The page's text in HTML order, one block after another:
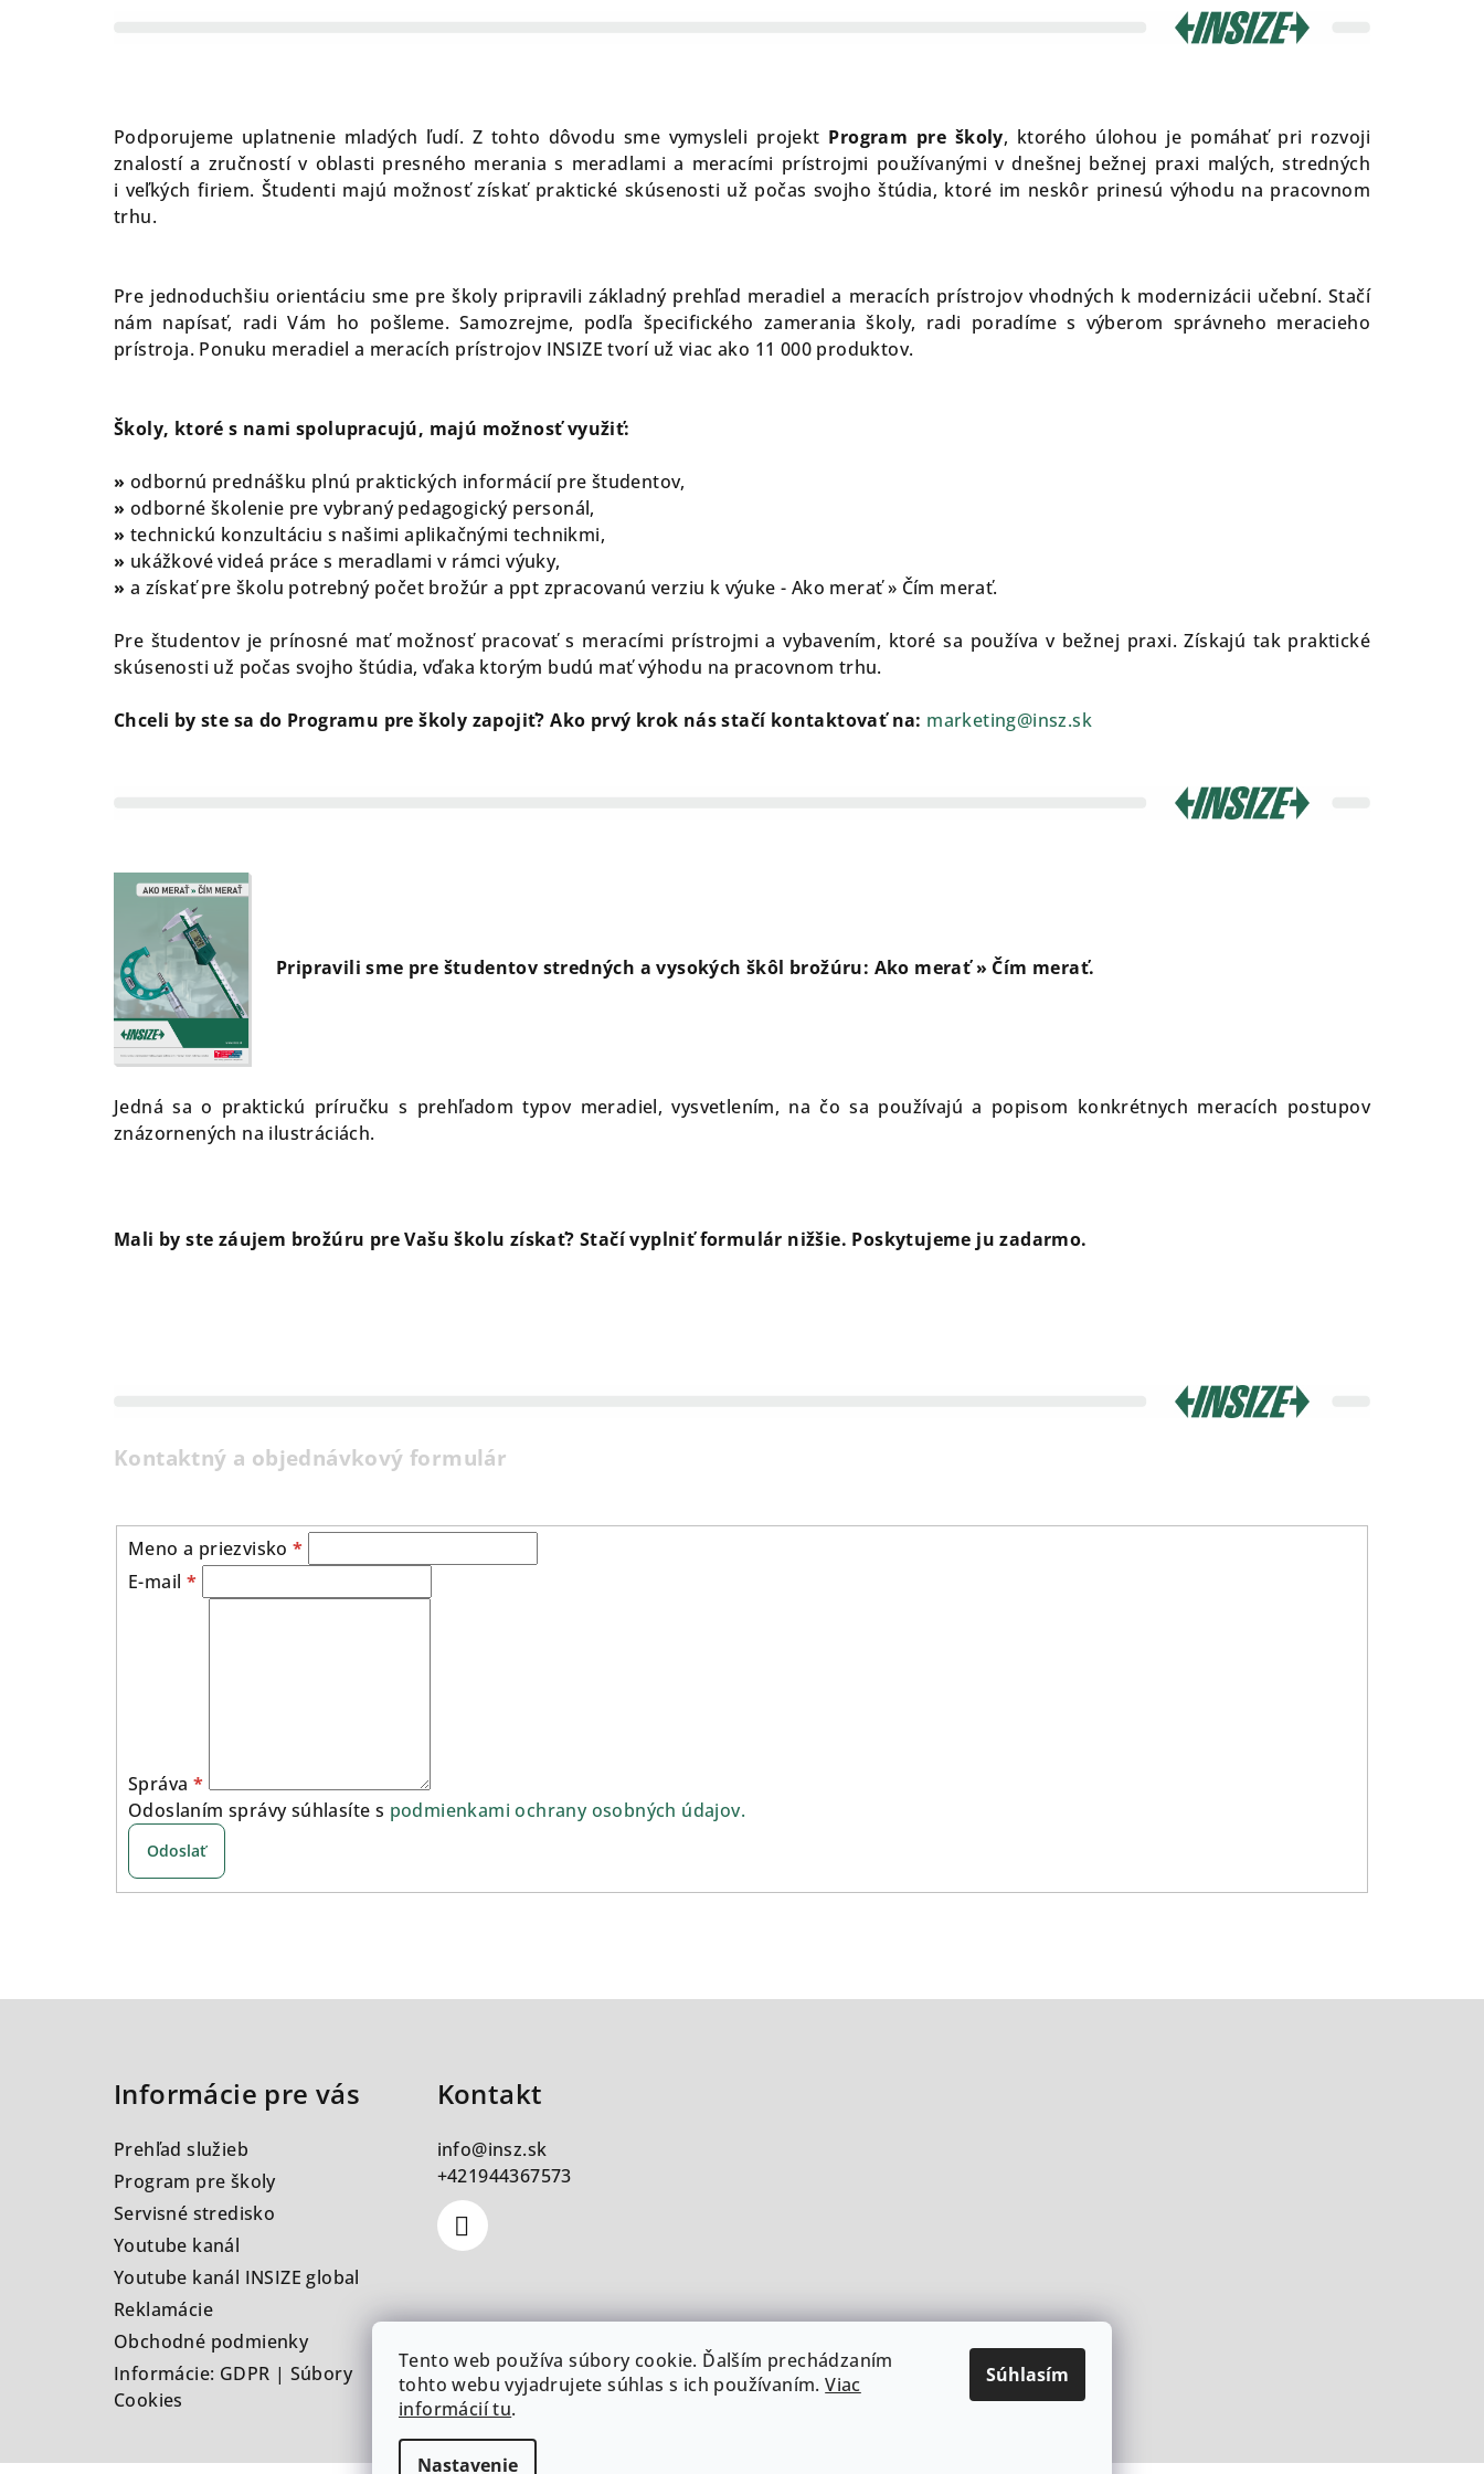
Tento web používa súbory cookie. Ďalším prechádzaním
tohto webu vyjadrujete súhlas s ich používaním.Viac
informácií tu.
Nastavenie
Súhlasím
Podporujeme uplatnenie mladých ľudí. Z tohto dôvodu sme vymysleli projekt Program pre školy, ktorého úlohou je pomáhať pri rozvoji
znalostí a zručností v oblasti presného merania s meradlami a meracími prístrojmi používanými v dnešnej bežnej praxi malých, stredných
i veľkých firiem. Študenti majú možnosť získať praktické skúsenosti už počas svojho štúdia, ktoré im neskôr prinesú výhodu na pracovnom
trhu.
Pre jednoduchšiu orientáciu sme pre školy pripravili základný prehľad meradiel a meracích prístrojov vhodných k modernizácii učební. Stačí
nám napísať, radi Vám ho pošleme. Samozrejme, podľa špecifického zamerania školy, radi poradíme s výberom správneho meracieho
prístroja. Ponuku meradiel a meracích prístrojov INSIZE tvorí už viac ako 11 000 produktov.
Školy, ktoré s nami spolupracujú, majú možnosť využiť:
» odbornú prednášku plnú praktických informácií pre študentov,
» odborné školenie pre vybraný pedagogický personál,
» technickú konzultáciu s našimi aplikačnými technikmi,
» ukážkové videá práce s meradlami v rámci výuky,
» a získať pre školu potrebný počet brožúr a ppt zpracovanú verziu k výuke - Ako merať » Čím merať.
Pre študentov je prínosné mať možnosť pracovať s meracími prístrojmi a vybavením, ktoré sa používa v bežnej praxi. Získajú tak praktické
skúsenosti už počas svojho štúdia, vďaka ktorým budú mať výhodu na pracovnom trhu.
Chceli by ste sa do Programu pre školy zapojiť? Ako prvý krok nás stačí kontaktovať na: marketing@insz.sk
Pripravili sme pre študentov stredných a vysokých škôl brožúru: Ako merať » Čím merať.
Jedná sa o praktickú príručku s prehľadom typov meradiel, vysvetlením, na čo sa používajú a popisom konkrétnych meracích postupov
znázornených na ilustráciách.
Mali by ste záujem brožúru pre Vašu školu získať? Stačí vyplniť formulár nižšie. Poskytujeme ju zadarmo.
Kontaktný a objednávkový formulár
Meno a priezvisko*
E-mail *
Správa *
Odoslaním správy súhlasíte s podmienkami ochrany osobných údajov.
Informácie pre vás
Prehľad služieb
Program pre školy
Servisné stredisko
Youtube kanál
Youtube kanál INSIZE global
Reklamácie
Obchodné podmienky
Informácie: GDPR | Súbory
Cookies
Kontakt
info@insz.sk
+421944367573